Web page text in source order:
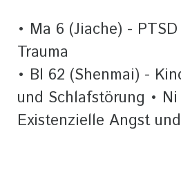
• Ma 6 (Jiache) -
Trauma
• Bl 62 (Shenmai) -
und Schlafstörung •
Existenzielle Angst